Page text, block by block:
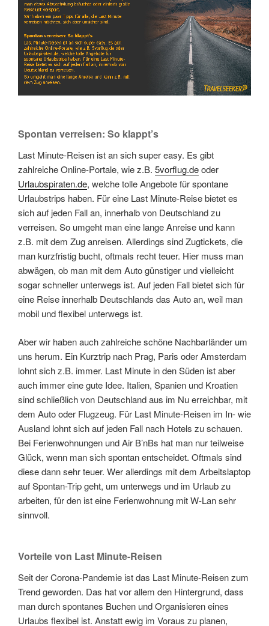
Spontan verreisen: So klappt’s
Last Minute-Reisen ist an sich super easy. Es gibt
zahlreiche Online-Portale, wie z.B. 5vorflug.deoder
Urlaubspiraten.de, welche tolle Angebote für spontane
Urlaubstrips haben. Für eine Last Minute-Reise bietet es
sich auf jeden Fall an, innerhalb von Deutschland zu
verreisen. So umgeht man eine lange Anreise und kann
z.B. mit dem Zug anreisen. Allerdings sind Zugtickets, die
man kurzfristig bucht, oftmals recht teuer. Hier muss man
abwägen, ob man mit dem Auto günstiger und vielleicht
sogar schneller unterwegs ist. Auf jeden Fall bietet sich für
eine Reise innerhalb Deutschlands das Auto an, weil man
mobil und flexibel unterwegs ist.
Aber wir haben auch zahlreiche schöne Nachbarländer um
uns herum. Ein Kurztrip nach Prag, Paris oder Amsterdam
lohnt sich z.B. immer. Last Minute in den Süden ist aber
auch immer eine gute Idee. Italien, Spanien und Kroatien
sind schließlich von Deutschland aus im Nu erreichbar, mit
dem Auto oder Flugzeug. Für Last Minute-Reisen im In- wie
Ausland lohnt sich auf jeden Fall nach Hotels zu schauen.
Bei Ferienwohnungen und Air B’nBs hat man nur teilweise
Glück, wenn man sich spontan entscheidet. Oftmals sind
diese dann sehr teuer. Wer allerdings mit dem Arbeitslaptop
auf Spontan-Trip geht, um unterwegs und im Urlaub zu
arbeiten, für den ist eine Ferienwohnung mit W-Lan sehr
sinnvoll.
Vorteile von Last Minute-Reisen
Seit der Corona-Pandemie ist das Last Minute-Reisen zum
Trend geworden. Das hat vor allem den Hintergrund, dass
man durch spontanes Buchen und Organisieren eines
Urlaubs flexibel ist. Anstatt ewig im Voraus zu planen,